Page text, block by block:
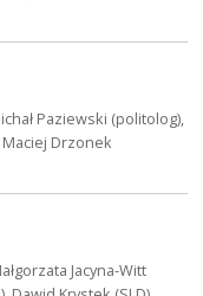
Paziewski (politolog),
Drzonek
Jacyna-Witt